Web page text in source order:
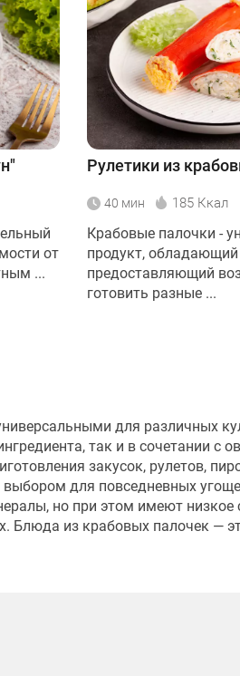
от
...
Рулетики из
40 мин 185 Ккал
Крабовые палочки -
продукт,
предоставляющий
готовить разные ...
для различных
так и в сочетании с
закусок, рулетов,
для повседневных
но при этом имеют низкое
Блюда из крабовых палочек —